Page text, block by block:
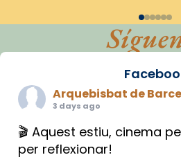
Arquebisbat de
3 days ago
🎬 Aquest estiu, cinema
per reflexionar!